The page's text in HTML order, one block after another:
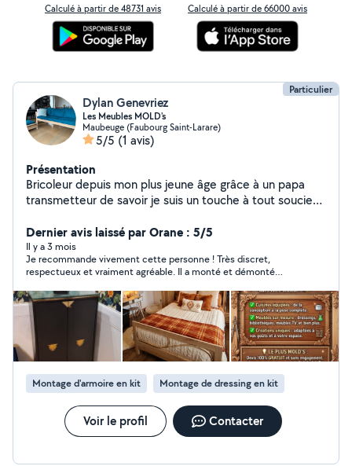
Calculé à partir de 48731 avis Calculé à partir de 66000 avis
Particulier
Dylan Genevriez
Les Meubles MOLD's
Maubeuge (Faubourg Saint-Larare)
5/5 (1 avis)
Présentation
Bricoleur depuis mon plus jeune âge grâce à un papa
transmetteur de savoir je suis un touche à tout soucieux
fabrique entre autre des meubles, placards, petit objets
et recouvrement de marche d'escalier.
Dernier avis laissé par Orane : 5/5
Il y a 3 mois
Je recommande vivement cette personne ! Très discret,
respectueux et vraiment agréable. Il a monté et démonté
coiffeuse, installé une barre à rideaux qui lui a donné du fil à
retordre 😅 ainsi qu’un luminaire, le tout avec beaucoup de
patience et de professionnalisme. Travail rapide, efficace, très
minutieux et surtout propre. On voit qu’il aime le travail bien
fait. En plus, ses prix sont vraiment raisonnables pour la qualité
de la prestation. C’est une très bonne personne, sérieuse et de
confiance. Je referai appel à lui sans hésiter !
Montage d'armoire en kit
Montage de dressing en kit
Voir le profil Contacter